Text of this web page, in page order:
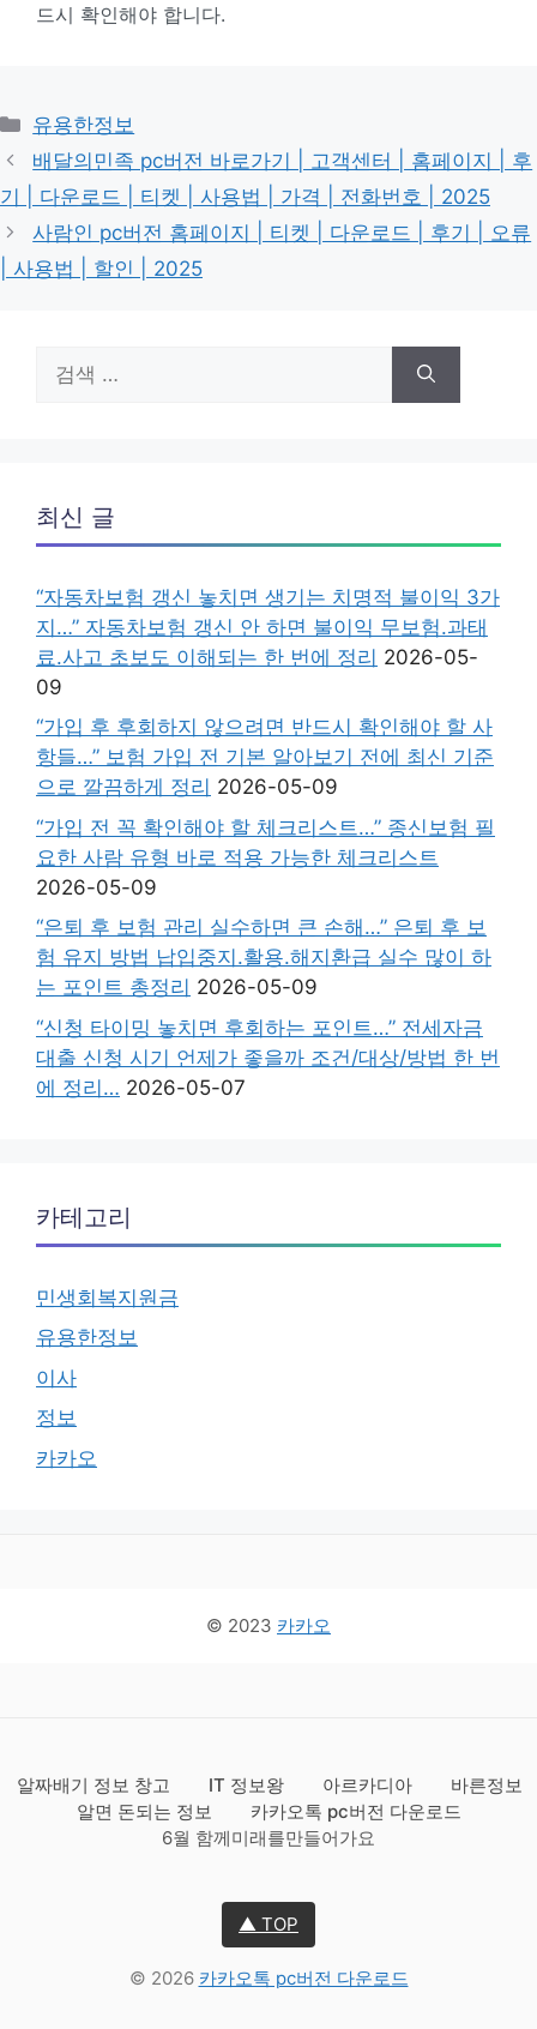
드시 확인해야 합니다.
카
테
고
리
유용한정보
배달의민족 pc버전 바로가기 | 고객센터 | 홈페이지 | 후
기 | 다운로드 | 티켓 | 사용법 | 가격 | 전화번호 | 2025
사람인 pc버전 홈페이지 | 티켓 | 다운로드 | 후기 | 오류
| 사용법 | 할인 | 2025
색:
최신 글
“자동차보험 갱신 놓치면 생기는 치명적 불이익 3가
지…” 자동차보험 갱신 안 하면 불이익 무보험.과태
료.사고 초보도 이해되는 한 번에 정리 2026-05-
09
“가입 후 후회하지 않으려면 반드시 확인해야 할 사
항들…” 보험 가입 전 기본 알아보기 전에 최신 기준
으로 깔끔하게 정리 2026-05-09
“가입 전 꼭 확인해야 할 체크리스트…” 종신보험 필
요한 사람 유형 바로 적용 가능한 체크리스트
2026-05-09
“은퇴 후 보험 관리 실수하면 큰 손해…” 은퇴 후 보
험 유지 방법 납입중지.활용.해지환급 실수 많이 하
는 포인트 총정리 2026-05-09
“신청 타이밍 놓치면 후회하는 포인트…” 전세자금
대출 신청 시기 언제가 좋을까 조건/대상/방법 한 번
에 정리… 2026-05-07
카테고리
민생회복지원금
유용한정보
이사
정보
카카오
© 2023 카카오
알짜배기 정보 창고 IT 정보왕 아르카디아
바른정보
알면 돈되는 정보
카카오톡 pc버전 다운로드
6월 함께미래를만들어가요
▲ TOP
© 2026 카카오톡 pc버전 다운로드